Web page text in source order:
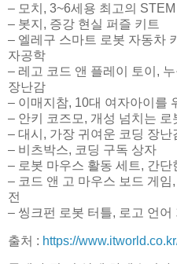
– 모치, 3~6세용 최고의
– 봇지, 증강 현실 퍼즐 키트
– 엘레구 스마트 로봇 자동차
자공학
– 레고 코드 앤 플레이 토이,
장난감
– 이매지참, 10대 여자아이를
– 안키 코즈모, 개성 넘치는 로
– 대시, 가장 귀여운 코딩 장난
– 비츠박스, 코딩 구독 상자
– 로봇 마우스 활동 세트, 간단
– 코드 앤 고 마우스 보드 게임
전
– 씽크펀 로봇 터틀, 로고 언어
출처 : https://